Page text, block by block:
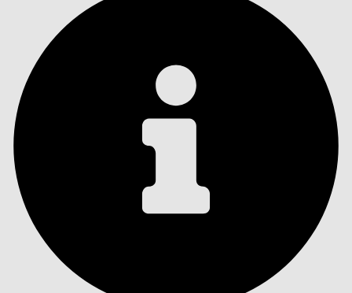
Índice de materias
ÍNDICE DE MATERIAS
Buscar